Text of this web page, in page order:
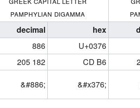
pamphylian digamma
decimal hex
886 U+0376
205 182 CD B6
&#886; &#x376;